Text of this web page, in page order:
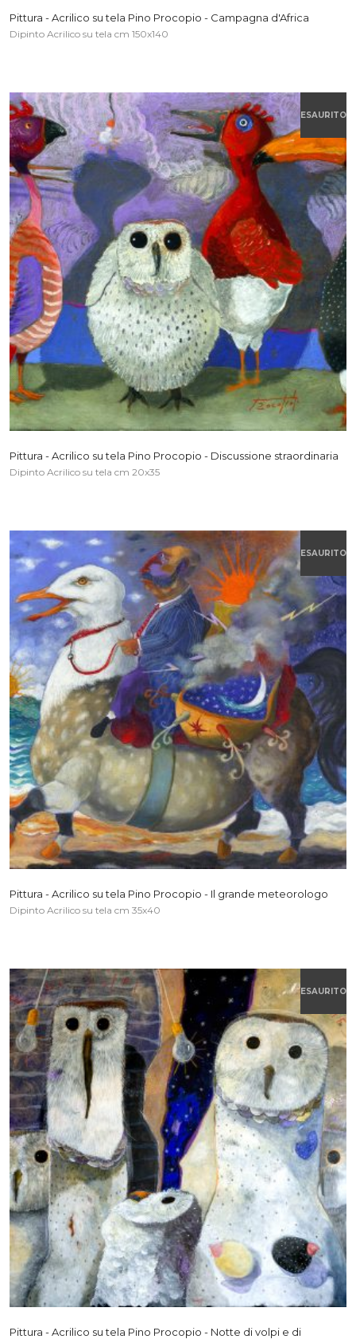
Pittura - Acrilico su tela Pino Procopio - Campagna d'Africa
Dipinto Acrilico su tela cm 150x140
ESAURITO
Pittura - Acrilico su tela Pino Procopio - Discussione straordinaria
Dipinto Acrilico su tela cm 20x35
ESAURITO
Pittura - Acrilico su tela Pino Procopio - Il grande meteorologo
Dipinto Acrilico su tela cm 35x40
ESAURITO
Pittura - Acrilico su tela Pino Procopio - Notte di volpi e di